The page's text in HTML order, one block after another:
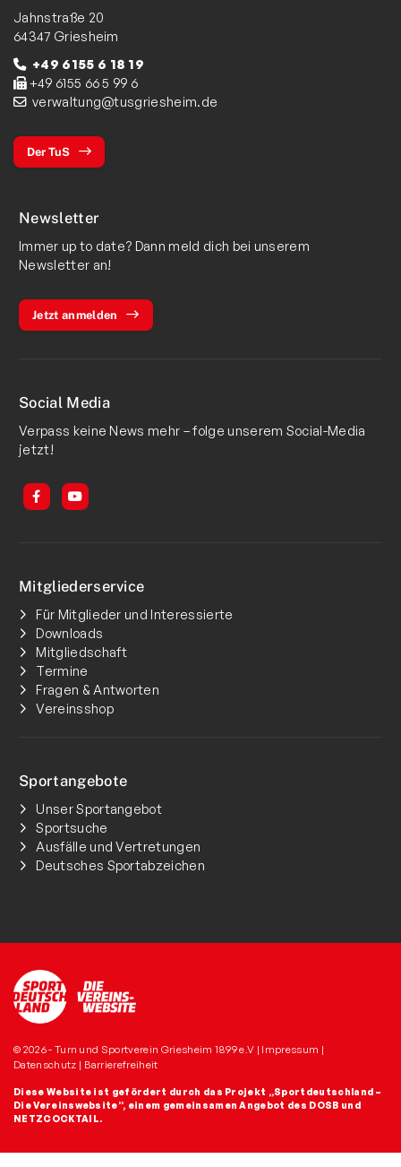
Jahnstraße 20
64347 Griesheim
+49 6155 6 18 19
+49 6155 66 5 99 6
verwaltung@tusgriesheim.de
Der TuS
Newsletter
Immer up to date? Dann meld dich bei unserem
Newsletter an!
Jetzt anmelden
Social Media
Verpass keine News mehr – folge unserem Social-Media
jetzt!
Mitgliederservice
Für Mitglieder und Interessierte
Downloads
Mitgliedschaft
Termine
Fragen & Antworten
Vereinsshop
Sportangebote
Unser Sportangebot
Sportsuche
Ausfälle und Vertretungen
Deutsches Sportabzeichen
© 2026 - Turn und Sportverein Griesheim 1899 e.V | Impressum |
Datenschutz | Barrierefreiheit
Diese Website ist gefördert durch das Projekt „Sportdeutschland –
Die Vereinswebsite”, einem gemeinsamen Angebot des DOSB und
NETZCOCKTAIL.